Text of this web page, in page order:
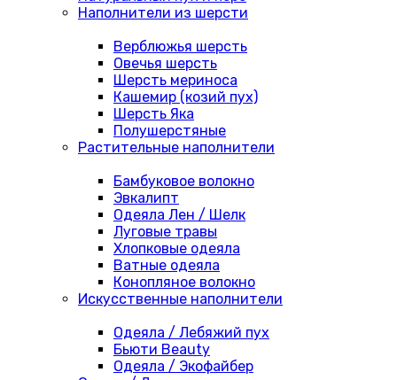
Наполнители из шерсти
Верблюжья шерсть
Овечья шерсть
Шерсть мериноса
Кашемир (козий пух)
Шерсть Яка
Полушерстяные
Растительные наполнители
Бамбуковое волокно
Эвкалипт
Одеяла Лен / Шелк
Луговые травы
Хлопковые одеяла
Ватные одеяла
Конопляное волокно
Искусственные наполнители
Одеяла / Лебяжий пух
Бьюти Beauty
Одеяла / Экофайбер